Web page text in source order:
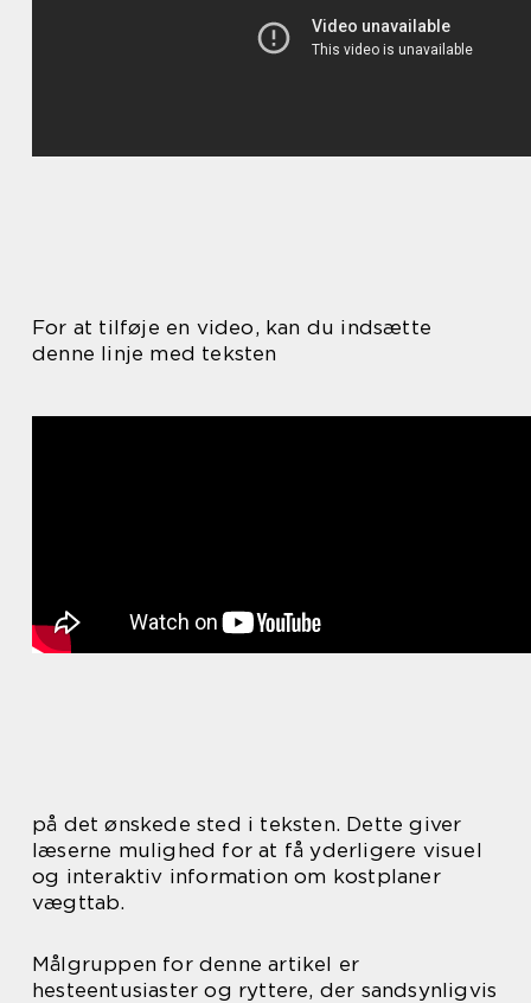
For at tilføje en video, kan du indsætte
denne linje med teksten
på det ønskede sted i teksten. Dette giver
læserne mulighed for at få yderligere visuel
og interaktiv information om kostplaner
vægttab.
Målgruppen for denne artikel er
hesteentusiaster og ryttere, der sandsynligvis